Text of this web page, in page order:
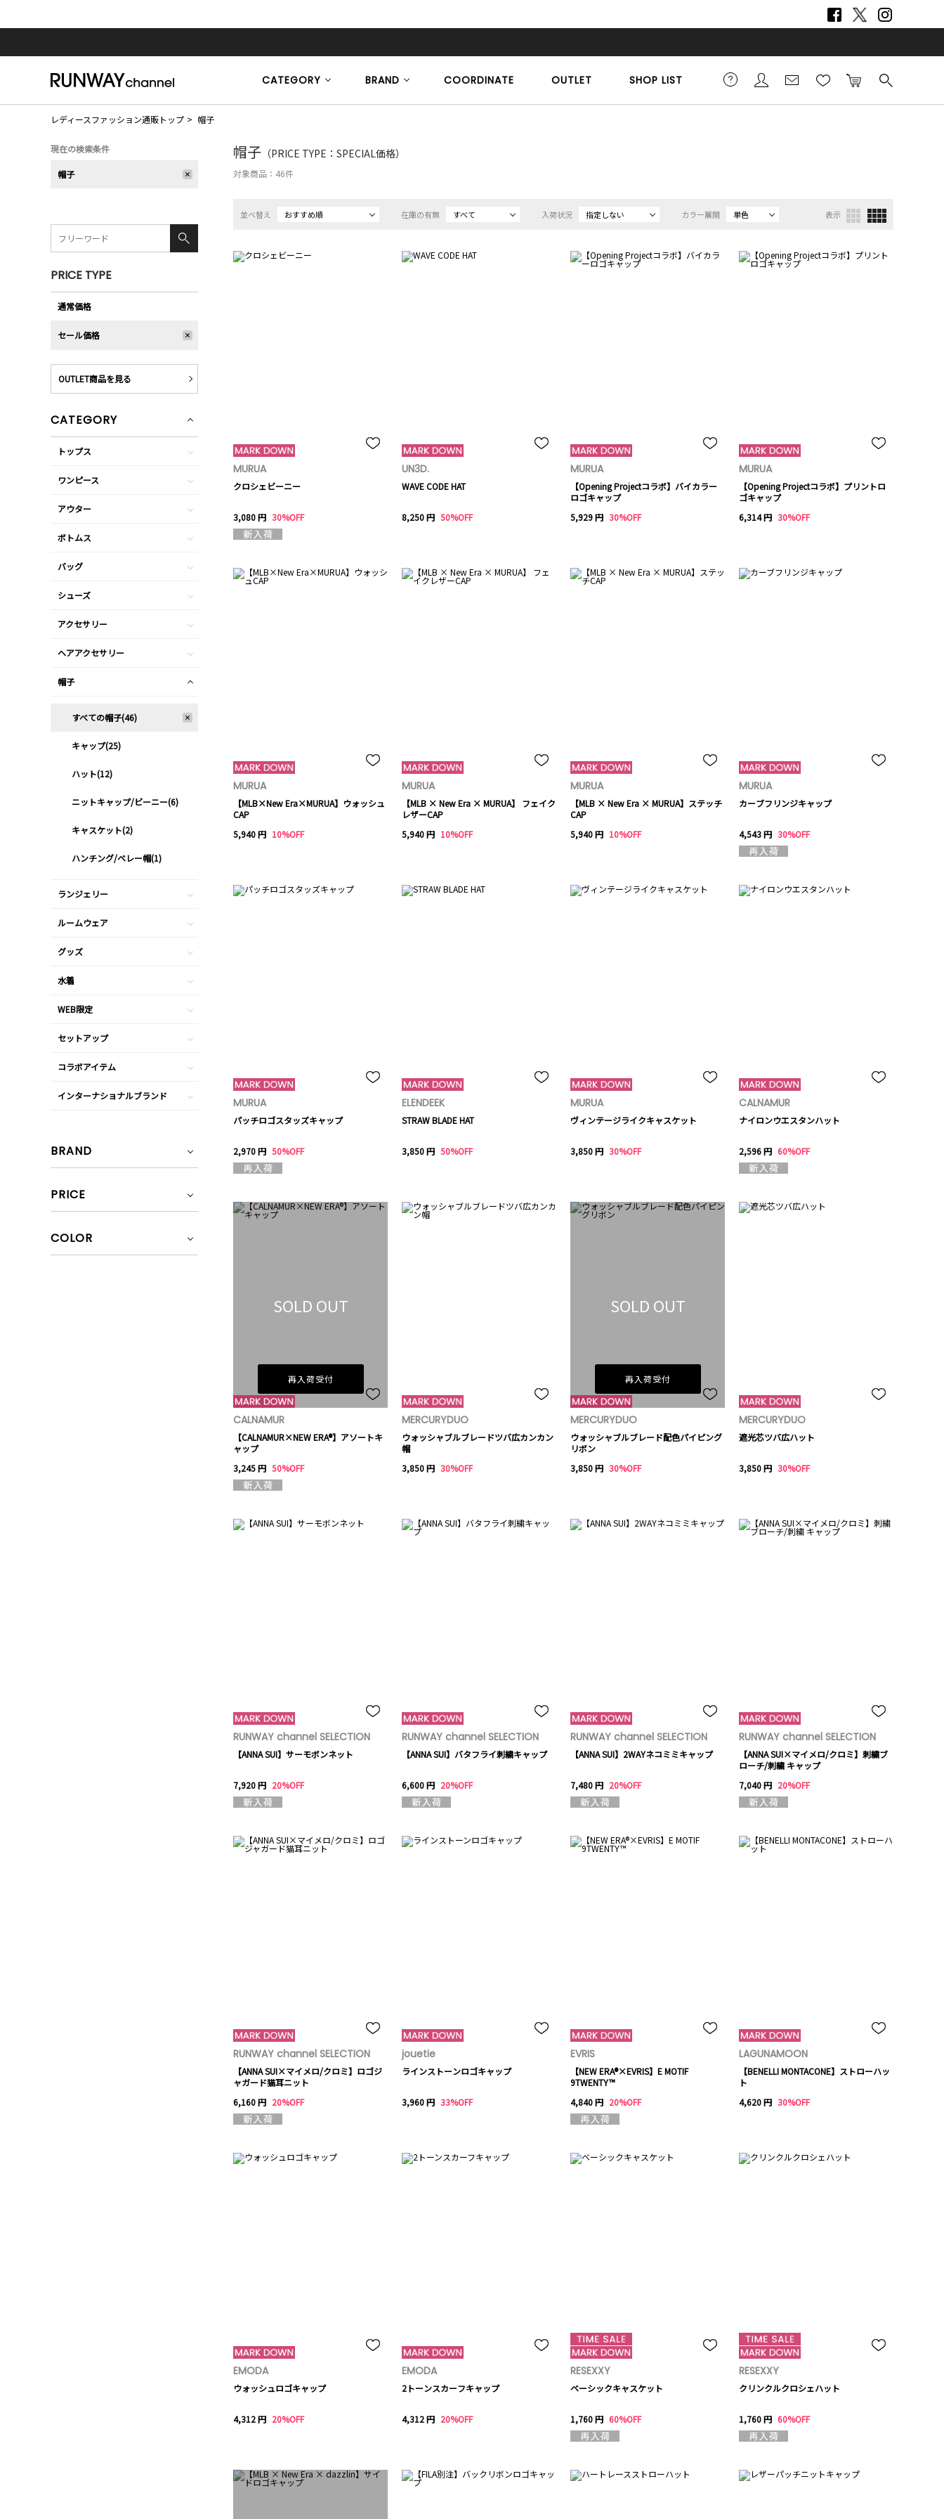
CATEGORY BRAND COORDINATE OUTLET SHOP LIST
レディースファッション通販トップ 帽子
帽子 （PRICE TYPE：SPECIAL価格）
対象商品： 46件
並べ替え おすすめ順 在庫の有無 すべて 入荷状況 指定しない カラー展開 単色 表示
MURUA
クロシェビーニー
3,080 円 30%OFF
UN3D.
WAVE CODE HAT
8,250 円 50%OFF
MURUA
【Opening Projectコラボ】バイカラー
ロゴキャップ
5,929 円 30%OFF
MURUA
【Opening Projectコラボ】プリントロ
ゴキャップ
6,314 円 30%OFF
MURUA
【MLB×New Era×MURUA】ウォッシュ
CAP
5,940 円 10%OFF
MURUA
【MLB × New Era × MURUA】 フェイク
レザーCAP
5,940 円 10%OFF
MURUA
【MLB × New Era × MURUA】ステッチ
CAP
5,940 円 10%OFF
MURUA
カーブフリンジキャップ
4,543 円 30%OFF
MURUA
パッチロゴスタッズキャップ
2,970 円 50%OFF
ELENDEEK
STRAW BLADE HAT
3,850 円 50%OFF
MURUA
ヴィンテージライクキャスケット
3,850 円 30%OFF
CALNAMUR
ナイロンウエスタンハット
2,596 円 60%OFF
SOLD OUT
再入荷受付
CALNAMUR
【CALNAMUR×NEW ERA®】アソートキ
ャップ
3,245 円 50%OFF
MERCURYDUO
ウォッシャブルブレードツバ広カンカン
帽
3,850 円 30%OFF
SOLD OUT
再入荷受付
MERCURYDUO
ウォッシャブルブレード配色パイピング
リボン
3,850 円 30%OFF
MERCURYDUO
遮光芯ツバ広ハット
3,850 円 30%OFF
RUNWAY channel SELECTION
【ANNA SUI】サーモボンネット
7,920 円 20%OFF
RUNWAY channel SELECTION
【ANNA SUI】バタフライ刺繍キャップ
6,600 円 20%OFF
RUNWAY channel SELECTION
【ANNA SUI】2WAYネコミミキャップ
7,480 円 20%OFF
RUNWAY channel SELECTION
【ANNA SUI×マイメロ/クロミ】刺繍ブ
ローチ/刺繍 キャップ
7,040 円 20%OFF
RUNWAY channel SELECTION
【ANNA SUI×マイメロ/クロミ】ロゴジ
ャガード猫耳ニット
6,160 円 20%OFF
jouetie
ラインストーンロゴキャップ
3,960 円 33%OFF
EVRIS
【NEW ERA®×EVRIS】E MOTIF
9TWENTY™
4,840 円 20%OFF
LAGUNAMOON
【BENELLI MONTACONE】ストローハッ
ト
4,620 円 30%OFF
EMODA
ウォッシュロゴキャップ
4,312 円 20%OFF
EMODA
2トーンスカーフキャップ
4,312 円 20%OFF
RESEXXY
ベーシックキャスケット
1,760 円 60%OFF
RESEXXY
クリンクルクロシェハット
1,760 円 60%OFF
現在の検索条件
帽子
PRICE TYPE
通常価格
セール価格
OUTLET商品を見る
CATEGORY
トップス
ワンピース
アウター
ボトムス
バッグ
シューズ
アクセサリー
ヘアアクセサリー
帽子
すべての帽子(46)
キャップ(25)
ハット(12)
ニットキャップ/ビーニー(6)
キャスケット(2)
ハンチング/ベレー帽(1)
ランジェリー
ルームウェア
グッズ
水着
WEB限定
セットアップ
コラボアイテム
インターナショナルブランド
BRAND
PRICE
COLOR